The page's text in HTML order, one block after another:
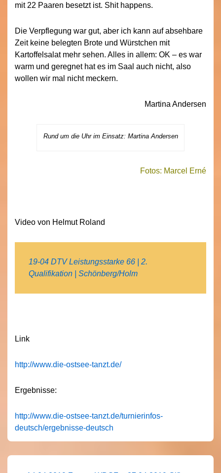
mit 22 Paaren besetzt ist. Shit happens.
Die Verpflegung war gut, aber ich kann auf absehbare
Zeit keine belegten Brote und Würstchen mit
Kartoffelsalat mehr sehen. Alles in allem: OK – es war
warm und geregnet hat es im Saal auch nicht, also
wollen wir mal nicht meckern.
Martina Andersen
Rund um die Uhr im Einsatz: Martina Andersen
Fotos: Marcel Erné
Video von Helmut Roland
19-04 DTV Leistungsstarke 66 | 2.
Qualifikation | Schönberg/Holm
Link
http://www.die-ostsee-tanzt.de/
Ergebnisse:
http://www.die-ostsee-tanzt.de/turnierinfos-
deutsch/ergebnisse-deutsch